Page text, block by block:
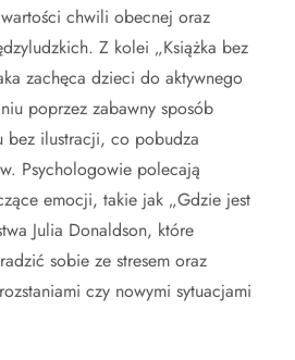
chwili obecnej oraz
Z kolei „Książka bez
zachęca dzieci do aktywnego
poprzez zabawny sposób
bez ilustracji, co pobudza
Psychologowie polecają
emocji, takie jak „Gdzie jest
Julia Donaldson, które
sobie ze stresem oraz
czy nowymi sytuacjami